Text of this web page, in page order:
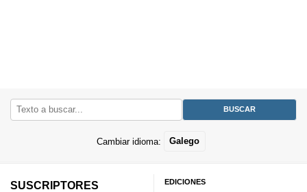
Cambiar idioma: Galego
SUSCRIPTORES
EDICIONES